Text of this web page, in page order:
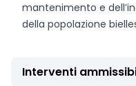
mantenimento e
della popolazione
Interventi